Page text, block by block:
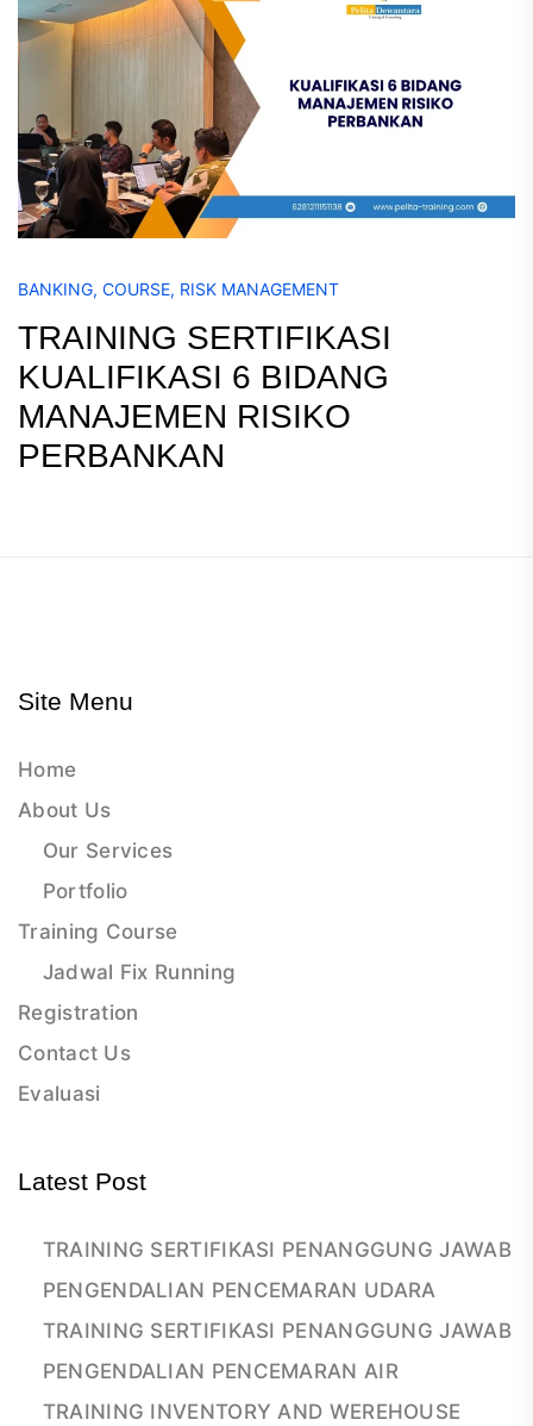
BANKING, COURSE, RISK MANAGEMENT
TRAINING SERTIFIKASI
KUALIFIKASI 6 BIDANG
MANAJEMEN RISIKO
PERBANKAN
Site Menu
Home
About Us
Our Services
Portfolio
Training Course
Jadwal Fix Running
Registration
Contact Us
Evaluasi
Latest Post
TRAINING SERTIFIKASI PENANGGUNG JAWAB
PENGENDALIAN PENCEMARAN UDARA
TRAINING SERTIFIKASI PENANGGUNG JAWAB
PENGENDALIAN PENCEMARAN AIR
TRAINING INVENTORY AND WEREHOUSE